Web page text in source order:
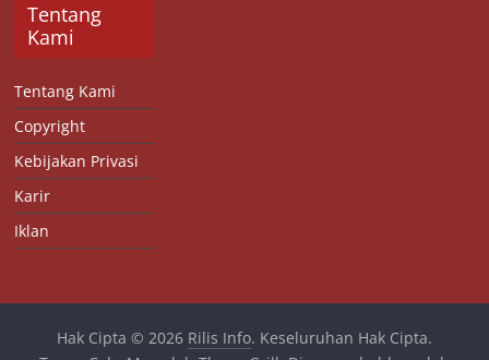
Tentang
Kami
Tentang Kami
Copyright
Kebijakan Privasi
Karir
Iklan
Hak Cipta © 2026 Rilis Info. Keseluruhan Hak Cipta.